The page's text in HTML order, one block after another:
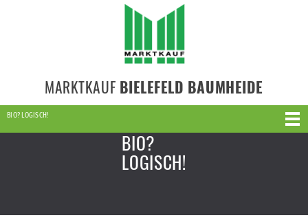
MARKTKAUF BIELEFELD BAUMHEIDE
BIO? LOGISCH!
BIO?
LOGISCH!